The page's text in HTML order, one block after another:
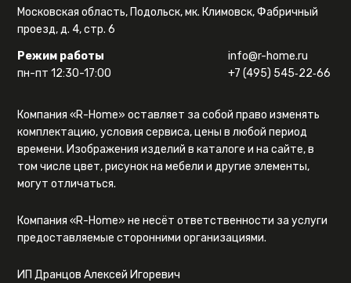
Московская область, Подольск, мк. Климовск, Фабричный
проезд, д. 4, стр. 6
Режим работы
пн-пт 12:30-17:00
info@r-home.ru
+7 (495) 545‑22‑66
Компания «R-Home» оставляет за собой право изменять
комплектацию, условия сервиса, цены в любой период
времени. Изображения изделий в каталоге и на сайте, в
том числе цвет, рисунок на мебели и другие элементы,
могут отличаться.
Компания «R-Home» не несёт ответственности за услуги
предоставляемые сторонними организациями.
ИП Дранцов Алексей Игоревич